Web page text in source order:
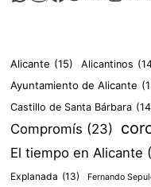
Alicante (15) Alicantinos
Ayuntamiento de Alicante
Castillo de Santa Bárbara
Compromís (23)
El tiempo en Alicante
Explanada (13) Fernando